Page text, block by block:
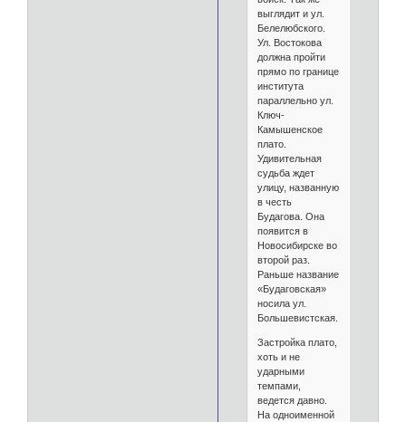
выглядит и ул.
Белелюбского.
Ул. Востокова
должна пройти
прямо по границе
института
параллельно ул.
Ключ-
Камышенское
плато.
Удивительная
судьба ждет
улицу, названную
в честь
Будагова. Она
появится в
Новосибирске во
второй раз.
Раньше название
«Будаговская»
носила ул.
Большевистская.
Застройка плато,
хоть и не
ударными
темпами,
ведется давно.
На одноименной